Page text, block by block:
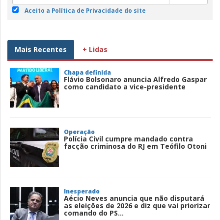
Aceito a Política de Privacidade do site
Mais Recentes + Lidas
Chapa definida
Flávio Bolsonaro anuncia Alfredo Gaspar
como candidato a vice-presidente
Operação
Polícia Civil cumpre mandado contra
facção criminosa do RJ em Teófilo Otoni
Inesperado
Aécio Neves anuncia que não disputará
as eleições de 2026 e diz que vai priorizar
comando do PS...